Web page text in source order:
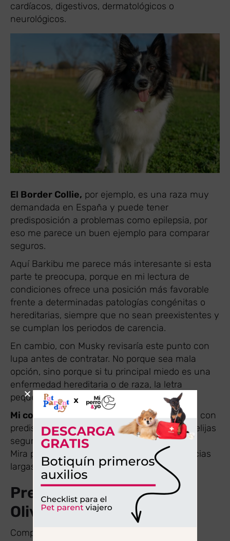
cardíacos, digestivos, dermatológicos o
neurológicos.
El Border Collie, por ejemplo, es una raza muy
demandada en España y puede tener
predisposición a problemas como epilepsia, por
eso me parece un buen ejemplo para comparar
seguros.
Aquí Barkibu me parece más interesante si esta
parte te preocupa, porque en mi lectura de
condiciones ofrece una posición más favorable
frente a determinadas patologías congénitas o
hereditarias, siempre que no sean preexistentes y
se cumplan los periodos de carencia.
En cambio, con Musky revisaría este punto con
lupa antes de contratar. No porque sea mala
opción, sino porque si tu principal miedo es una
enfermedad hereditaria o de raza, la letra
pequeña pesa más que el precio mensual.
Mi consejo:si tu perro pertenece a una raza con
predisposición clara a ciertas patologías, no elijas
seguro solo por precio.
Mira primero congénitas, hereditarias, carencias
largas y exclusiones específicas.
Precio real: Barkibu con
Olivia vs Musky con Max
Comparar precios de seguros veterinarios es